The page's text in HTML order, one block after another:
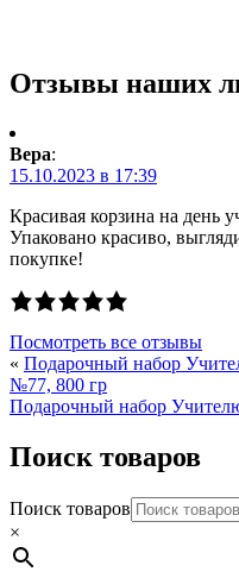
Отзывы наших
Вера:
15.10.2023 в 17:39
Красивая корзина на день
Упаковано красиво,
покупке!
Посмотреть все отзывы
« Подарочный набор
№77, 800 гр
Подарочный набор
Поиск товаров
Поиск товаров
×